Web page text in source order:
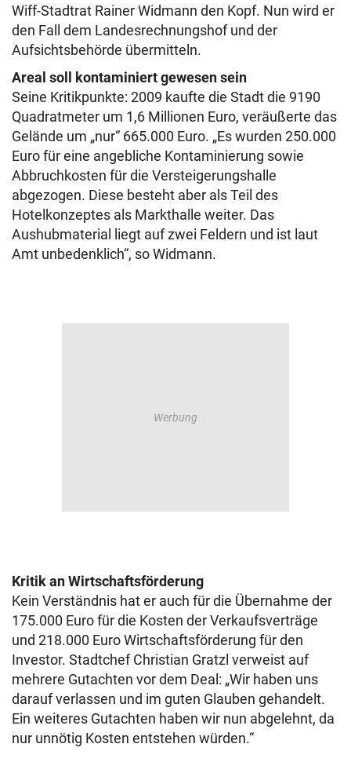
Wiff-Stadtrat Rainer Widmann den Kopf. Nun wird er
den Fall dem Landesrechnungshof und der
Aufsichtsbehörde übermitteln.
Areal soll kontaminiert gewesen sein
Seine Kritikpunkte: 2009 kaufte die Stadt die 9190
Quadratmeter um 1,6 Millionen Euro, veräußerte das
Gelände um „nur“ 665.000 Euro. „Es wurden 250.000
Euro für eine angebliche Kontaminierung sowie
Abbruchkosten für die Versteigerungshalle
abgezogen. Diese besteht aber als Teil des
Hotelkonzeptes als Markthalle weiter. Das
Aushubmaterial liegt auf zwei Feldern und ist laut
Amt unbedenklich“, so Widmann.
Kritik an Wirtschaftsförderung
Kein Verständnis hat er auch für die Übernahme der
175.000 Euro für die Kosten der Verkaufsverträge
und 218.000 Euro Wirtschaftsförderung für den
Investor. Stadtchef Christian Gratzl verweist auf
mehrere Gutachten vor dem Deal: „Wir haben uns
darauf verlassen und im guten Glauben gehandelt.
Ein weiteres Gutachten haben wir nun abgelehnt, da
nur unnötig Kosten entstehen würden.“